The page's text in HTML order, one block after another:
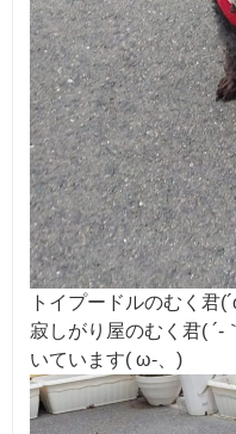
トイプードルのむく君
寂しがり屋のむく君( ´-
いています( ω-、)